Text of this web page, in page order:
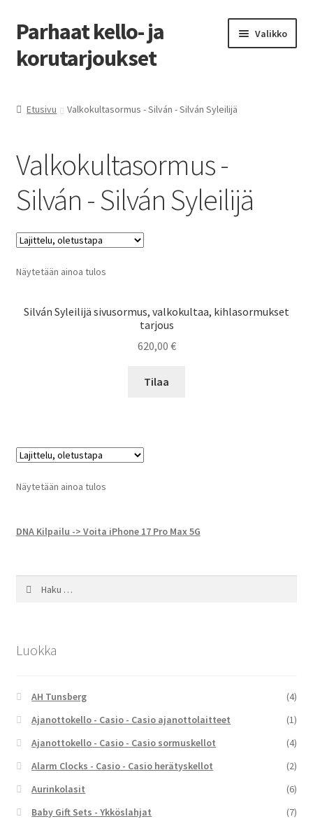
Siirry
navigointiin
Siirry
sisältöön
Parhaat kello- ja
korutarjoukset
Valikko
Etusivu Valkokultasormus - Silván - Silván Syleilijä
Valkokultasormus -
Silván - Silván Syleilijä
Näytetään ainoa tulos
Silván Syleilijä sivusormus, valkokultaa, kihlasormukset
tarjous
620,00 €
Tilaa
Näytetään ainoa tulos
DNA Kilpailu -> Voita iPhone 17 Pro Max 5G
Luokka
AH Tunsberg
(4)
Ajanottokello - Casio - Casio ajanottolaitteet
(1)
Ajanottokello - Casio - Casio sormuskellot
(4)
Alarm Clocks - Casio - Casio herätyskellot
(2)
Aurinkolasit
(6)
Baby Gift Sets - Ykköslahjat
(7)